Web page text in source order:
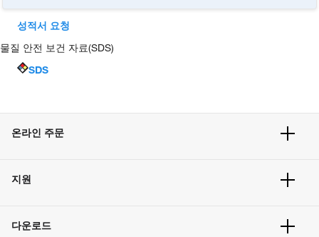
성적서 요청
물질 안전 보건 자료(SDS)
SDS
온라인 주문
주문 방법
벌크 주문
지원
고객 센터
다운로드